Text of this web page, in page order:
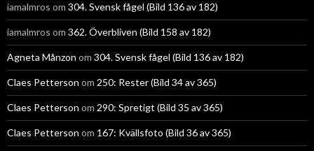
iamalmros om 304. Svensk fågel (Bild 136 av 182)
iamalmros om 362. Överbliven (Bild 158 av 182)
Agneta Månzon om 304. Svensk fågel (Bild 136 av 182)
Claes Petterson om 250: Rester (Bild 34 av 365)
Claes Petterson om 290: Spretigt (Bild 35 av 365)
Claes Petterson om 167: Kvällsfoto (Bild 36 av 365)